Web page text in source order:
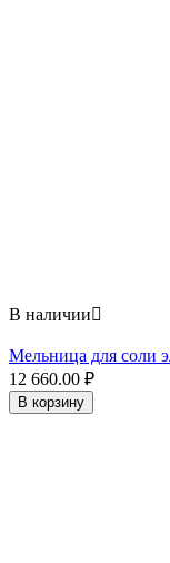
В наличии
Мельница для соли
12 660.00 ₽
В корзину